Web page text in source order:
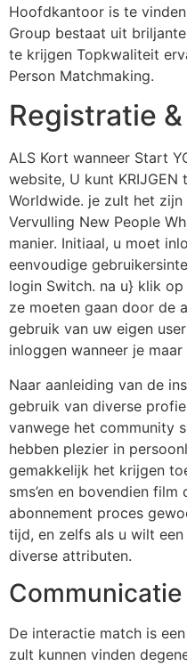
Hoofdkantoor is te
Group bestaat uit
te krijgen Topkwaliteit
Person Matchmaking.
Registratie
ALS Kort wanneer Start
website, U kunt
Worldwide. je zult het
Vervulling New People
manier. Initiaal, u moet
eenvoudige
login Switch. na u} klik
ze moeten gaan door de
gebruik van uw eigen
inloggen wanneer je maar
Naar aanleiding van de
gebruik van diverse
vanwege het community
hebben plezier in
gemakkelijk het krijgen
sms’en en bovendien
abonnement proces
tijd, en zelfs als u wilt
diverse attributen.
De interactie match is
zult kunnen vinden